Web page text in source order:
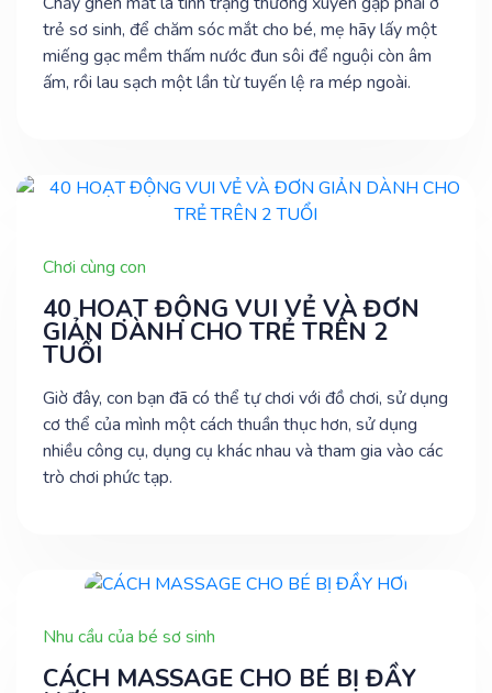
trẻ sơ sinh, để chăm sóc mắt cho bé, mẹ hãy lấy một
miếng gạc mềm thấm nước đun sôi để nguội còn âm
ấm, rồi lau sạch một lần từ tuyến lệ ra mép ngoài.
Chơi cùng con
40 HOẠT ĐỘNG VUI VẺ VÀ ĐƠN
GIẢN DÀNH CHO TRẺ TRÊN 2
TUỔI
Giờ đây, con bạn đã có thể tự chơi với đồ chơi, sử dụng
cơ thể của mình một cách thuần thục hơn, sử dụng
nhiều công cụ, dụng cụ khác nhau và tham gia vào các
trò chơi phức tạp.
Nhu cầu của bé sơ sinh
CÁCH MASSAGE CHO BÉ BỊ ĐẦY